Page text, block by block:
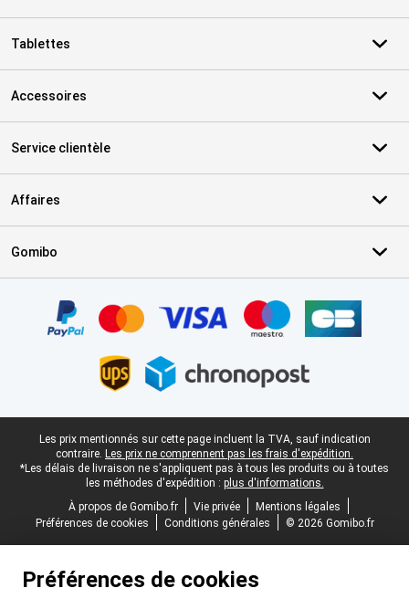
Tablettes
Accessoires
Service clientèle
Affaires
Gomibo
Pied-de-page légal
Les prix mentionnés sur cette page incluent la TVA, sauf indication
contraire. Les prix ne comprennent pas les frais d'expédition.
*Les délais de livraison ne s'appliquent pas à tous les produits ou à toutes
les méthodes d'expédition : plus d'informations.
À propos de Gomibo.fr
Vie privée
Mentions légales
Préférences de cookies
Conditions générales © 2026 Gomibo.fr
Préférences de cookies